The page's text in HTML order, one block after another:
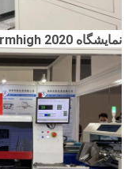
نمایشگاه Charmhigh 2020 در شنژن: